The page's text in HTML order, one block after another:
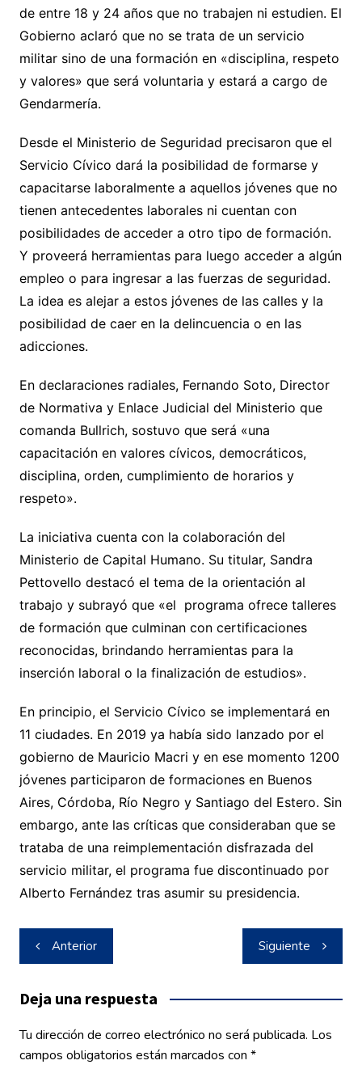
de entre 18 y 24 años que no trabajen ni estudien. El
Gobierno aclaró que no se trata de un servicio
militar sino de una formación en «disciplina, respeto
y valores» que será voluntaria y estará a cargo de
Gendarmería.
Desde el Ministerio de Seguridad precisaron que el
Servicio Cívico dará la posibilidad de formarse y
capacitarse laboralmente a aquellos jóvenes que no
tienen antecedentes laborales ni cuentan con
posibilidades de acceder a otro tipo de formación.
Y proveerá herramientas para luego acceder a algún
empleo o para ingresar a las fuerzas de seguridad.
La idea es alejar a estos jóvenes de las calles y la
posibilidad de caer en la delincuencia o en las
adicciones.
En declaraciones radiales, Fernando Soto, Director
de Normativa y Enlace Judicial del Ministerio que
comanda Bullrich, sostuvo que será «una
capacitación en valores cívicos, democráticos,
disciplina, orden, cumplimiento de horarios y
respeto».
La iniciativa cuenta con la colaboración del
Ministerio de Capital Humano. Su titular, Sandra
Pettovello destacó el tema de la orientación al
trabajo y subrayó que «el programa ofrece talleres
de formación que culminan con certificaciones
reconocidas, brindando herramientas para la
inserción laboral o la finalización de estudios».
En principio, el Servicio Cívico se implementará en
11 ciudades. En 2019 ya había sido lanzado por el
gobierno de Mauricio Macri y en ese momento 1200
jóvenes participaron de formaciones en Buenos
Aires, Córdoba, Río Negro y Santiago del Estero. Sin
embargo, ante las críticas que consideraban que se
trataba de una reimplementación disfrazada del
servicio militar, el programa fue discontinuado por
Alberto Fernández tras asumir su presidencia.
Navegación
de
entradas
Anterior Siguiente
Deja una respuesta
Tu dirección de correo electrónico no será publicada. Los
campos obligatorios están marcados con *